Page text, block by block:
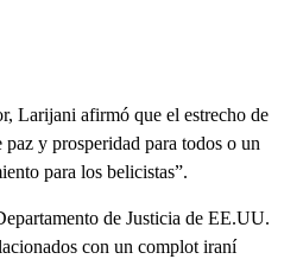
Larijani afirmó que el estrecho de
paz y prosperidad para todos o un
para los belicistas”.
de Justicia de EE.UU.
con un complot iraní